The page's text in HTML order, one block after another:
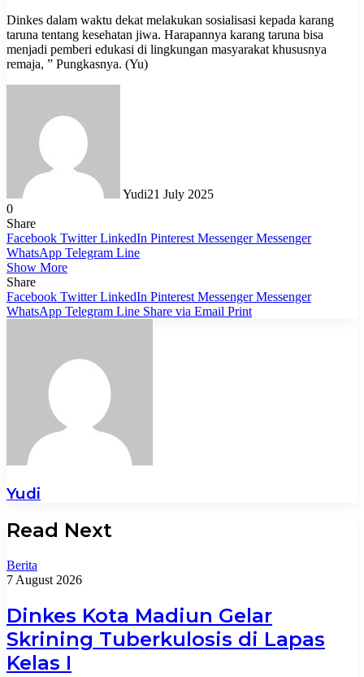
Dinkes dalam waktu dekat melakukan sosialisasi kepada karang
taruna tentang kesehatan jiwa. Harapannya karang taruna bisa
menjadi pemberi edukasi di lingkungan masyarakat khususnya
remaja, ” Pungkasnya. (Yu)
Yudi21 July 2025
0
Share
Facebook Twitter LinkedIn Pinterest Messenger Messenger
WhatsApp Telegram Line
Show More
Share
Facebook Twitter LinkedIn Pinterest Messenger Messenger
WhatsApp Telegram Line Share via Email Print
Yudi
Read Next
Berita
7 August 2026
Dinkes Kota Madiun Gelar
Skrining Tuberkulosis di Lapas
Kelas I